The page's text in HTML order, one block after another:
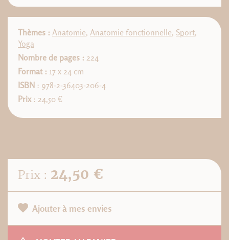
Thèmes : Anatomie, Anatomie fonctionnelle, Sport,
Yoga
Nombre de pages : 224
Format : 17 x 24 cm
ISBN : 978-2-36403-206-4
Prix: 24,50 €
Prix : 24,50 €
Ajouter à mes envies